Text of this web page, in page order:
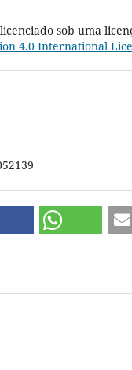
sob uma
4.0 International